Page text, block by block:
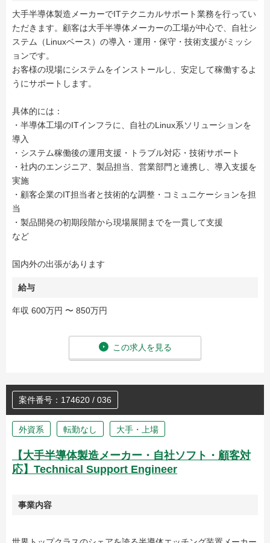
大手半導体製造メーカーでITテクニカルサポート業務を行ってい
ただきます。顧客は大手半導体メーカーの工場が中心で、自社シ
ステム（Linuxベース）の導入・運用・保守・技術支援がミッシ
ョンです。
お客様の現場にシステムをインストールし、安定して稼働するよ
うにサポートします。
具体的には：
・半導体工場のITインフラに、自社のLinux系ソリューションを
導入
・システム稼働後の運用支援・トラブル対応・技術サポート
・社内のエンジニア、製品担当、営業部門と連携し、導入支援を
実施
・顧客企業のIT担当者と技術的な調整・コミュニケーションを担
当
・製品開発の初期段階から現場展開までを一貫して支援
など
国内外の出張があります
給与
年収 600万円 〜 850万円
この求人を見る
案件番号：174620 / 036
外資系 転勤なし 大手・上場
【大手半導体製造メーカー・自社ソフト・顧客対
応】Technical Support Engineer
事業内容